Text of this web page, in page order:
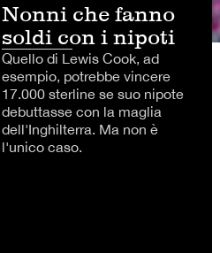
Nonni che fanno
soldi con i nipoti
Quello di Lewis Cook, ad
esempio, potrebbe vincere
17.000 sterline se suo nipote
debuttasse con la maglia
dell'Inghilterra. Ma non è
l'unico caso.